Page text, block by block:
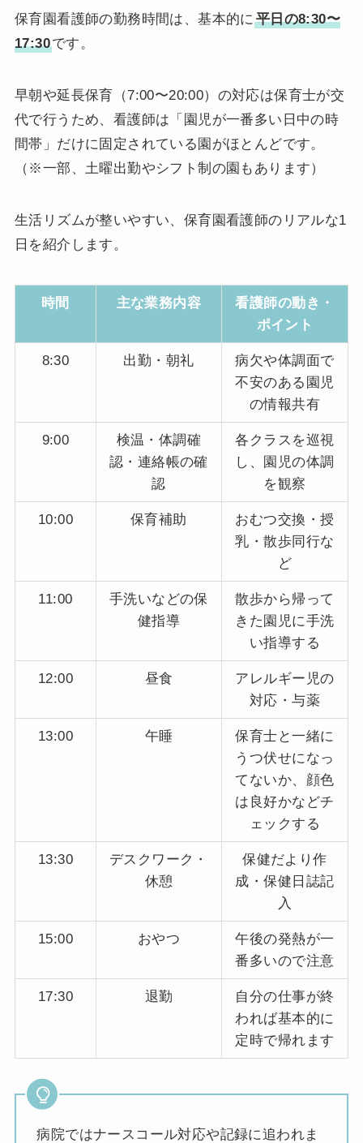
保育園看護師の勤務時間は、基本的に平日の8:30〜
17:30です。
早朝や延長保育（7:00〜20:00）の対応は保育士が交
代で行うため、看護師は「園児が一番多い日中の時
間帯」だけに固定されている園がほとんどです。
（※一部、土曜出勤やシフト制の園もあります）
生活リズムが整いやすい、保育園看護師のリアルな1
日を紹介します。
時間 主な業務内容
看護師の動き・
ポイント
8:30 出勤・朝礼
病欠や体調面で
不安のある園児
の情報共有
9:00
検温・体調確
認・連絡帳の確
認
各クラスを巡視
し、園児の体調
を観察
10:00 保育補助
おむつ交換・授
乳・散歩同行な
ど
11:00
手洗いなどの保
健指導
散歩から帰って
きた園児に手洗
い指導する
12:00 昼食
アレルギー児の
対応・与薬
13:00 午睡
保育士と一緒に
うつ伏せになっ
てないか、顔色
は良好かなどチ
ェックする
13:30
デスクワーク・
休憩
保健だより作
成・保健日誌記
入
15:00 おやつ
午後の発熱が一
番多いので注意
17:30 退勤
自分の仕事が終
われば基本的に
定時で帰れます
病院ではナースコール対応や記録に追われま